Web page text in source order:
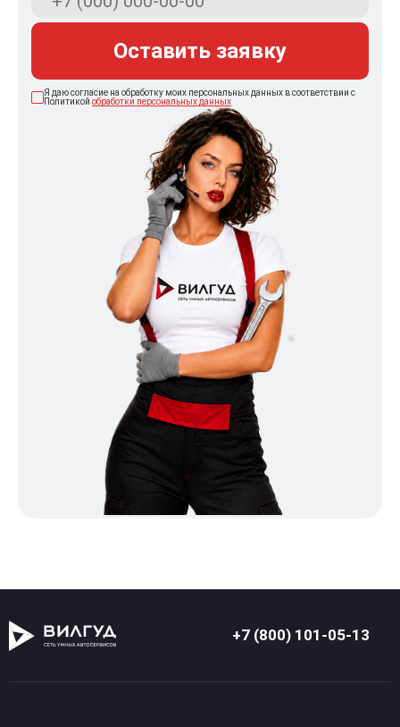
Оставить заявку
Я даю согласие на обработку моих персональных данных в соответствии с
Политикой обработки персональных данных
+7 (800) 101-05-13